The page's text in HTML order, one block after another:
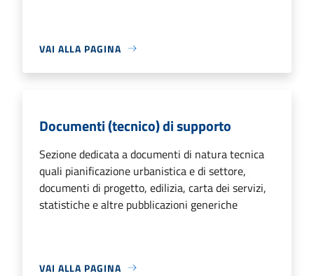
VAI ALLA PAGINA
Documenti (tecnico) di supporto
Sezione dedicata a documenti di natura tecnica
quali pianificazione urbanistica e di settore,
documenti di progetto, edilizia, carta dei servizi,
statistiche e altre pubblicazioni generiche
VAI ALLA PAGINA